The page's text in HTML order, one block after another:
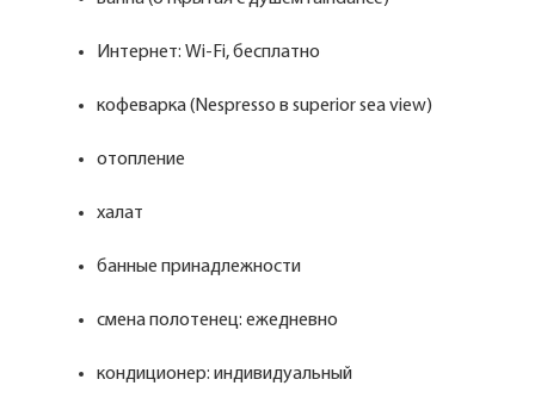
Интернет: Wi-Fi, бесплатно
кофеварка (Nespresso в superior sea view)
отопление
халат
банные принадлежности
смена полотенец: ежедневно
кондиционер: индивидуальный